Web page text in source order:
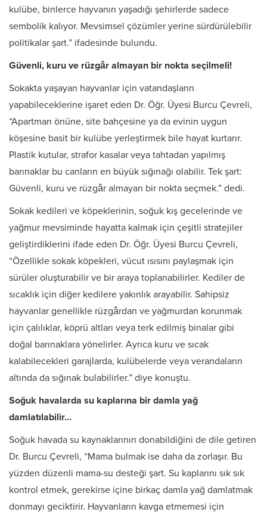
kulübe, binlerce hayvanın yaşadığı şehirlerde sadece
sembolik kalıyor. Mevsimsel çözümler yerine sürdürülebilir
politikalar şart.” ifadesinde bulundu.
Güvenli, kuru ve rüzgâr almayan bir nokta seçilmeli!
Sokakta yaşayan hayvanlar için vatandaşların
yapabileceklerine işaret eden Dr. Öğr. Üyesi Burcu Çevreli,
“Apartman önüne, site bahçesine ya da evinin uygun
köşesine basit bir kulübe yerleştirmek bile hayat kurtarır.
Plastik kutular, strafor kasalar veya tahtadan yapılmış
barınaklar bu canların en büyük sığınağı olabilir. Tek şart:
Güvenli, kuru ve rüzgâr almayan bir nokta seçmek.” dedi.
Sokak kedileri ve köpeklerinin, soğuk kış gecelerinde ve
yağmur mevsiminde hayatta kalmak için çeşitli stratejiler
geliştirdiklerini ifade eden Dr. Öğr. Üyesi Burcu Çevreli,
“Özellikle sokak köpekleri, vücut ısısını paylaşmak için
sürüler oluşturabilir ve bir araya toplanabilirler. Kediler de
sıcaklık için diğer kedilere yakınlık arayabilir. Sahipsiz
hayvanlar genellikle rüzgârdan ve yağmurdan korunmak
için çalılıklar, köprü altları veya terk edilmiş binalar gibi
doğal barınaklara yönelirler. Ayrıca kuru ve sıcak
kalabilecekleri garajlarda, kulübelerde veya verandaların
altında da sığınak bulabilirler.” diye konuştu.
Soğuk havalarda su kaplarına bir damla yağ
damlatılabilir…
Soğuk havada su kaynaklarının donabildiğini de dile getiren
Dr. Burcu Çevreli, “Mama bulmak ise daha da zorlaşır. Bu
yüzden düzenli mama-su desteği şart. Su kaplarını sık sık
kontrol etmek, gerekirse içine birkaç damla yağ damlatmak
donmayı geciktirir. Hayvanların kavga etmemesi için